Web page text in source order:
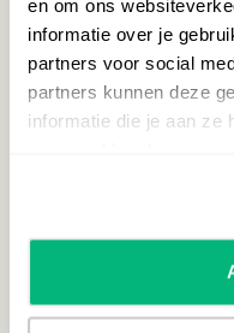
en om ons
informatie over je
partners voor social
partners kunnen deze
informatie die je aan ze
of wie in beperkte